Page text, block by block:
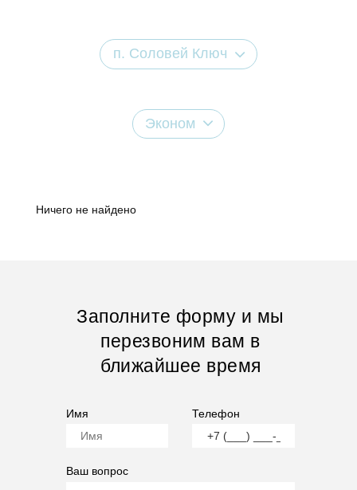
п. Соловей Ключ
Эконом
Ничего не найдено
Заполните форму и мы
перезвоним вам в
ближайшее время
Имя Телефон
Ваш вопрос